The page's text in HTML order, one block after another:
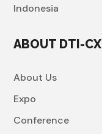
Indonesia
ABOUT DTI-CX
About Us
Expo
Conference